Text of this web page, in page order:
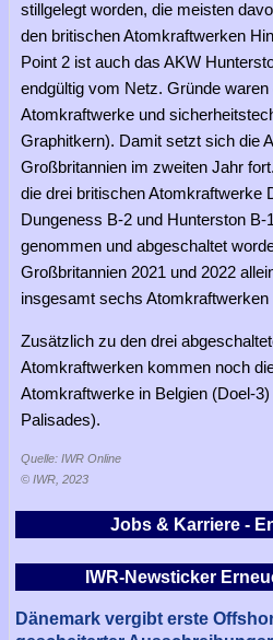
stillgelegt worden, die meisten
den britischen Atomkraftwerken
Point 2 ist auch das AKW
endgültig vom Netz. Gründe waren
Atomkraftwerke und
Graphitkern). Damit setzt sich die
Großbritannien im zweiten Jahr
die drei britischen Atomkraftwerke
Dungeness B-2 und Hunterston B-
genommen und abgeschaltet
Großbritannien 2021 und 2022
insgesamt sechs Atomkraftwerken
Zusätzlich zu den drei
Atomkraftwerken kommen noch
Atomkraftwerke in Belgien (Doel-
Palisades).
Quelle: IWR Online
© IWR, 2023
Jobs & Karriere -
IWR-Newsticker
Dänemark vergibt erste